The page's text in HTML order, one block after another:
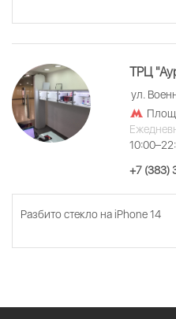
ТРЦ
ул.
+7 (383)
Разбито стекло на iPhone 14